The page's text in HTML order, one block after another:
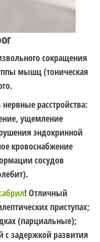
сокращения
мышц (тоническая
расстройства:
ущемление
эндокринной
кровоснабжение
сосудов
! Отличный
приступах;
(парциальные);
с задержкой развития